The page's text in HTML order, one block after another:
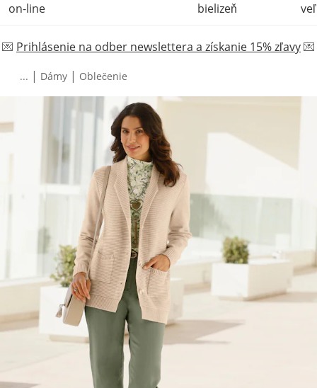
on-line
bielizeň
💌 Prihlásenie na odber newslettera a získanie 15% zľavy💌
... | Dámy | Oblečenie